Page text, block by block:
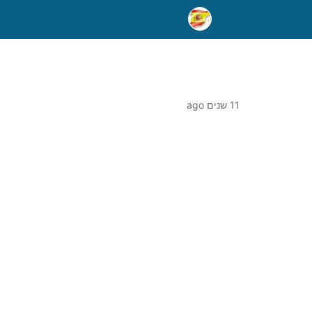
11 שנים ago